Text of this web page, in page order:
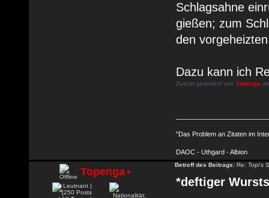
Schlagsahne
gießen; zum
den
Dazu kann ich
Zuletzt geändert von Topenga
"Das Problem an Zitaten im
DAOC - Uthgard - Albion
Topenga•
Betreff des Beitrags: Re: Topi's
*deftiger